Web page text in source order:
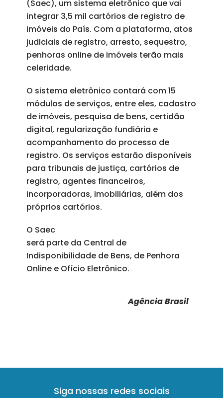
(Saec), um sistema eletrônico que vai
integrar 3,5 mil cartórios de registro de
imóveis do País. Com a plataforma, atos
judiciais de registro, arresto, sequestro,
penhoras online de imóveis terão mais
celeridade.
O sistema eletrônico contará com 15
módulos de serviços, entre eles, cadastro
de imóveis, pesquisa de bens, certidão
digital, regularização fundiária e
acompanhamento do processo de
registro. Os serviços estarão disponíveis
para tribunais de justiça, cartórios de
registro, agentes financeiros,
incorporadoras, imobiliárias, além dos
próprios cartórios.
O Saec
será parte da Central de
Indisponibilidade de Bens, de Penhora
Online e Ofício Eletrônico.
Agência Brasil
Siga nossas redes sociais